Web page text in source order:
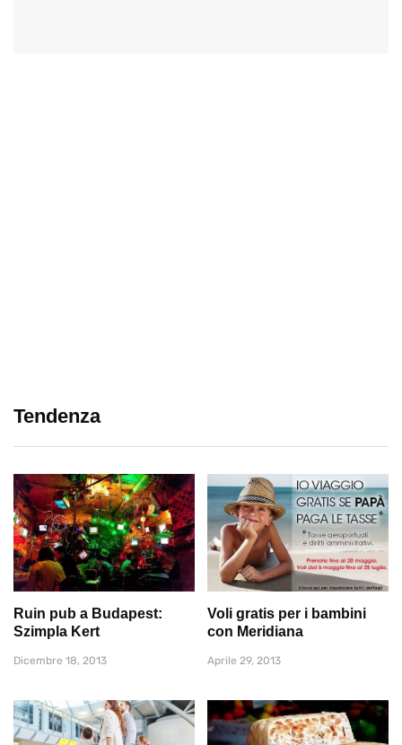
Tendenza
Ruin pub a Budapest:
Szimpla Kert
Dicembre 18, 2013
Voli gratis per i bambini
con Meridiana
Aprile 29, 2013